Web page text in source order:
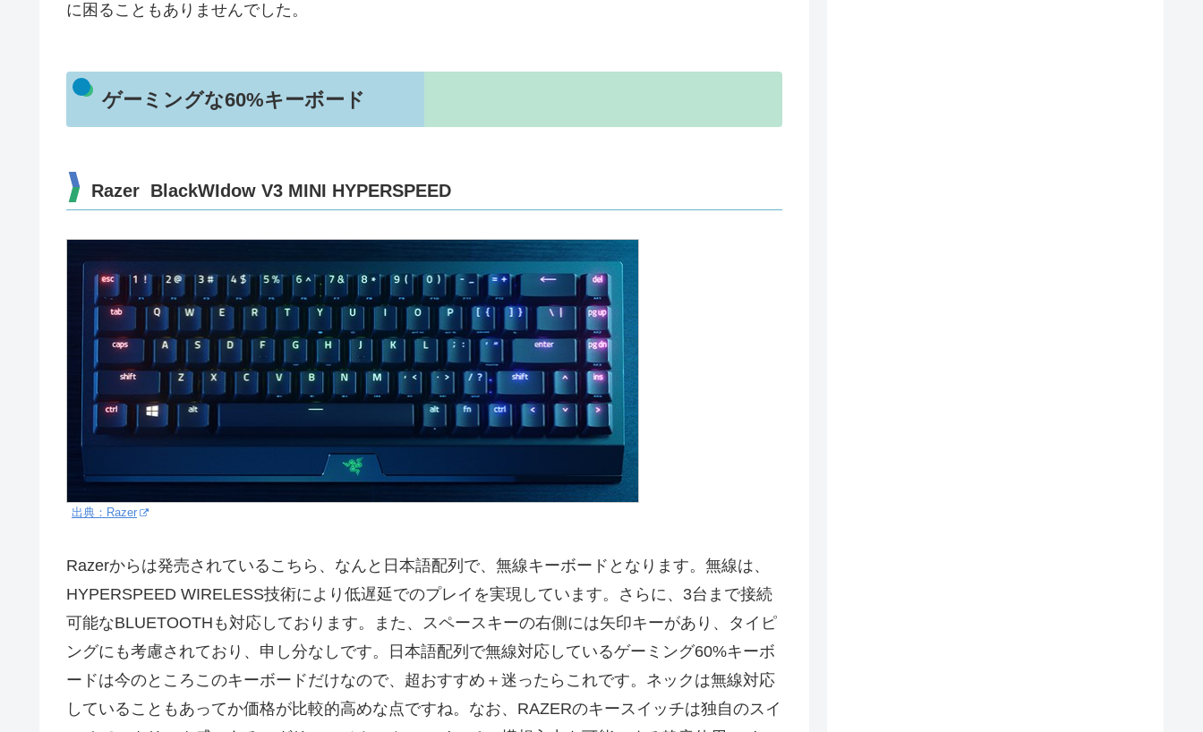
に困ることもありませんでした。
ゲーミングな60%キーボード
Razer BlackWIdow V3 MINI HYPERSPEED
出典：Razer
Razerからは発売されているこちら、なんと日本語配列で、無線キーボードとなります。無線は、
HYPERSPEED WIRELESS技術により低遅延でのプレイを実現しています。さらに、3台まで接続
可能なBLUETOOTHも対応しております。また、スペースキーの右側には矢印キーがあり、タイピ
ングにも考慮されており、申し分なしです。日本語配列で無線対応しているゲーミング60%キーボ
ードは今のところこのキーボードだけなので、超おすすめ＋迷ったらこれです。ネックは無線対応
していることもあってか価格が比較的高めな点ですね。なお、RAZERのキースイッチは独自のスイ